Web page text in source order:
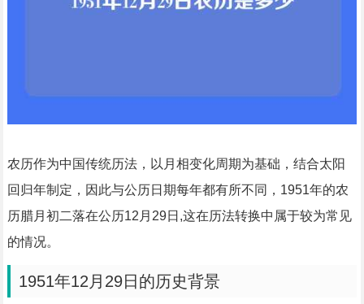
农历作为中国传统历法，以月相变化周期为基础，结合太阳
回归年制定，因此与公历日期每年都有所不同，1951年的农
历腊月初二落在公历12月29日,这在历法转换中属于较为常见
的情况。
1951年12月29日的历史背景